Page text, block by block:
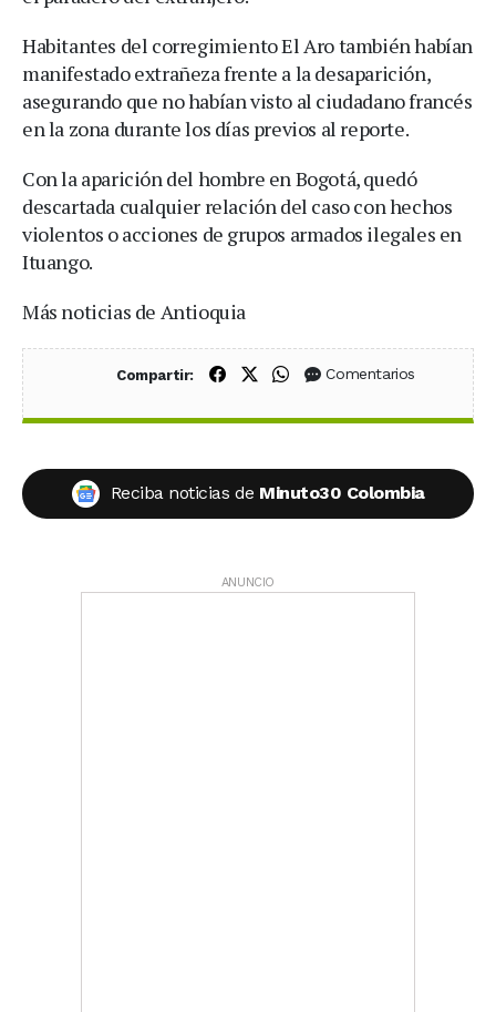
Habitantes del corregimiento El Aro también habían
manifestado extrañeza frente a la desaparición,
asegurando que no habían visto al ciudadano francés
en la zona durante los días previos al reporte.
Con la aparición del hombre en Bogotá, quedó
descartada cualquier relación del caso con hechos
violentos o acciones de grupos armados ilegales en
Ituango.
Más noticias de Antioquia
Compartir: Compartir en Facebook
Compartir en X (Twitter)
Compartir en WhatsApp
Comentarios
Reciba noticias de Minuto30 Colombia
ANUNCIO